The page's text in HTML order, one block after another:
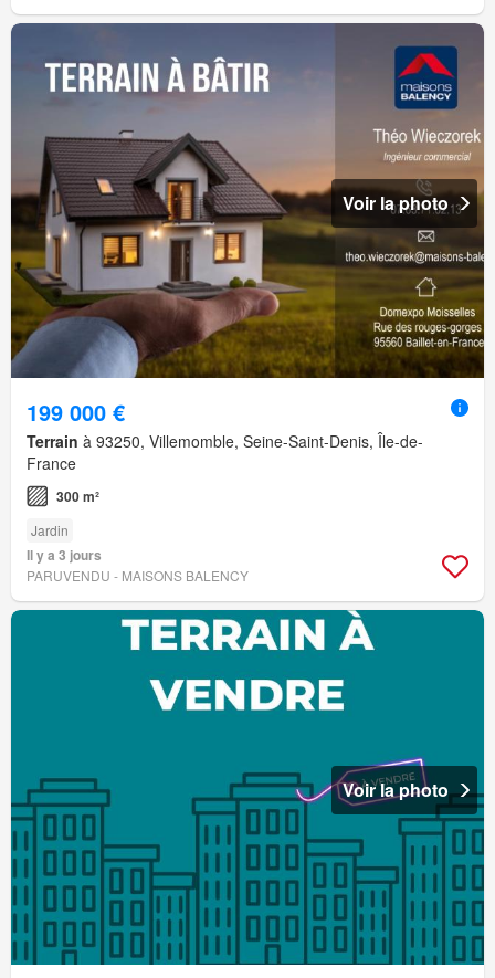
Voir la photo
199 000 €
Terrain à 93250, Villemomble, Seine-Saint-Denis, Île-de-
France
300 m²
Jardin
Il y a 3 jours
PARUVENDU - MAISONS BALENCY
Voir la photo